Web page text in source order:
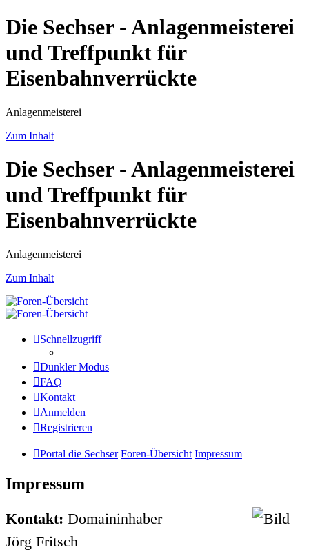
Die Sechser - Anlagenmeisterei
und Treffpunkt für
Eisenbahnverrückte
Anlagenmeisterei
Zum Inhalt
Die Sechser - Anlagenmeisterei
und Treffpunkt für
Eisenbahnverrückte
Anlagenmeisterei
Zum Inhalt
Schnellzugriff
Dunkler Modus
FAQ
Kontakt
Anmelden
Registrieren
Portal die Sechser Foren-Übersicht Impressum
Impressum
Kontakt: Domaininhaber
Jörg Fritsch